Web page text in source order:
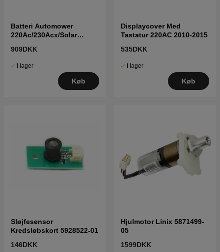
Batteri Automower
220Ac/230Acx/Solar
909DKK
I lager
Køb
Displaycover Med
Tastatur 220AC 2010-2015
535DKK
I lager
Køb
Sløjfesensor
Kredsløbskort 5928522-01
146DKK
Hjulmotor Linix 5871499-
05
1599DKK